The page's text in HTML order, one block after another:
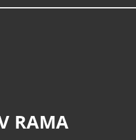
RAMA